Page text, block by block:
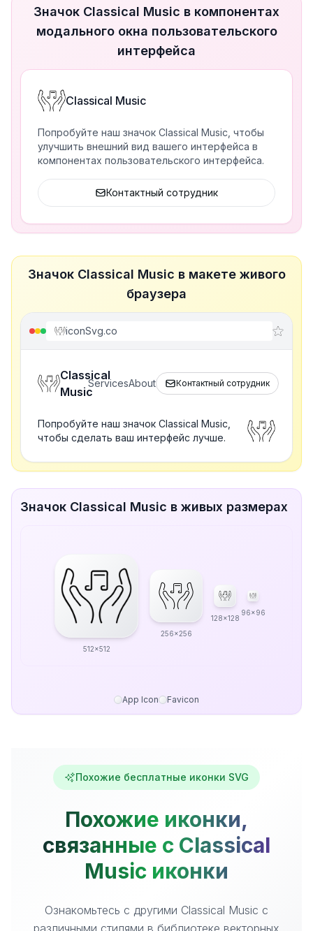
Значок Classical Music в компонентах
модального окна пользовательского
интерфейса
Classical Music
Попробуйте наш значок Classical Music, чтобы
улучшить внешний вид вашего интерфейса в
компонентах пользовательского интерфейса.
Контактный сотрудник
Значок Classical Music в макете живого
браузера
iconSvg.co
Classical
Music
ServicesAbout Контактный сотрудник
Попробуйте наш значок Classical Music,
чтобы сделать ваш интерфейс лучше.
Значок Classical Music в живых размерах
512x512
256x256
128x128
96x96
App Icon Favicon
Похожие бесплатные иконки SVG
Похожие иконки,
связанные с Classical
Music иконки
Ознакомьтесь с другими Classical Music с
различными стилями в библиотеке векторных